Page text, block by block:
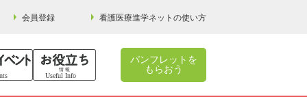
会員登録 看護医療進学ネットの使い方
パンフレットを
もらおう